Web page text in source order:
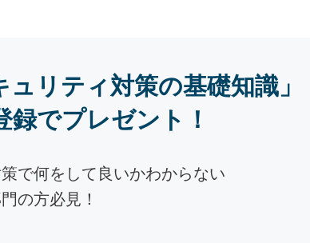
ュリティ対策の基礎知識」
録でプレゼント！
で何をして良いかわからない
の方必見！